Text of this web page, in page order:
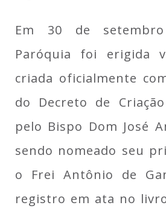
Em 30 de
Paróquia foi erigida
criada oficialmente
do Decreto de
pelo Bispo Dom José
sendo nomeado seu
o Frei Antônio de
registro em ata no